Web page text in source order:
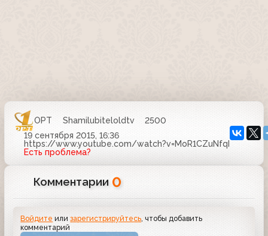
ОРТ Shamilubiteloldtv
2500
19 сентября 2015, 16:36
https://www.youtube.com/watch?v=MoR1CZuNfqI
Есть проблема?
Комментарии 0
Войдите илизарегистрируйтесь , чтобы добавить
комментарий